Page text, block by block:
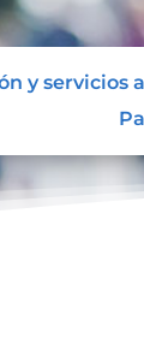
y servicios